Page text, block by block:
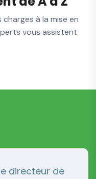
à la mise en
vous assistent
e directeur de